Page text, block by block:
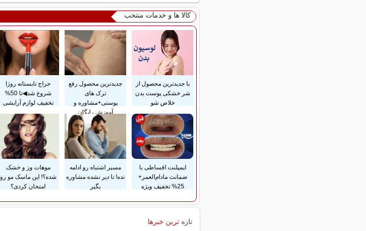
کالا ها و خدمات منتخب
با جدیدترین محصول از
شر خشکی پوست بدن
خلاص شو
جدیدترین محصول رفع
ترک های
پوستی+مشاوره و
آموزش رایگان
حراج تابستانه روژا
شروع شد◀تا 50%
تخفیف لوازم آرایشی
ایمپلنت اقساطی با
ضمانت مادام‌العمر+
25% تخفیف ویژه
مسیر اشتباه رو ادامه
نده! تا دیر نشده مشاوره
بگیر
موهات وز و خشک
شده؟! این ماسک مو رو
امتحان کردی؟
تازه ترین خبرها